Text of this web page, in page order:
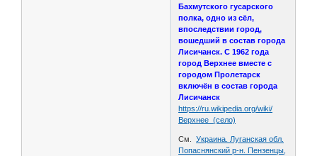
Бахмутского гусарского
полка, одно из сёл,
впоследствии город,
вошедший в состав города
Лисичанск. С 1962 года
город Верхнее вместе с
городом Пролетарск
включён в состав города
Лисичанск
https://ru.wikipedia.org/wiki/
Верхнее_(село)
См.Украина. Луганская обл.
Попаснянский р-н. Пензенцы,